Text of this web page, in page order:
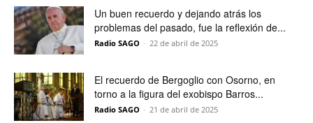
Un buen recuerdo y dejando atrás los
problemas del pasado, fue la reflexión de...
Radio SAGO - 22 de abril de 2025
El recuerdo de Bergoglio con Osorno, en
torno a la figura del exobispo Barros...
Radio SAGO - 21 de abril de 2025